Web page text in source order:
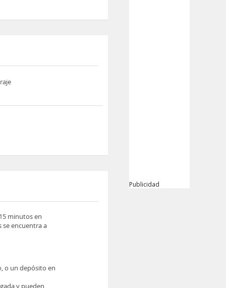
minutos en
se encuentra a
o un depósito en
y pueden
Publicidad